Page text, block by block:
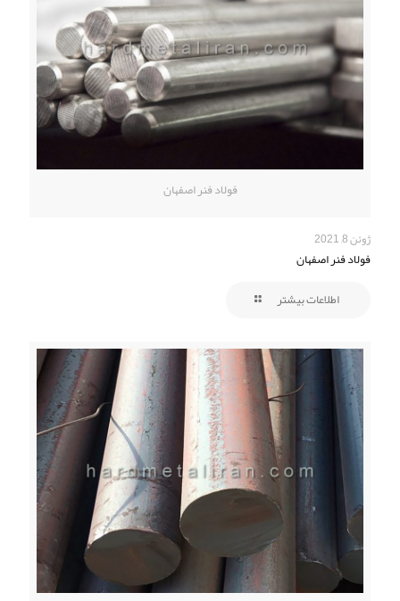
فولاد فنر اصفهان
ژوئن 8, 2021
فولاد فنر اصفهان
اطلاعات بیشتر